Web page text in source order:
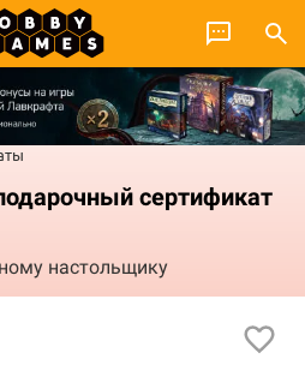
сертификат
настольщику